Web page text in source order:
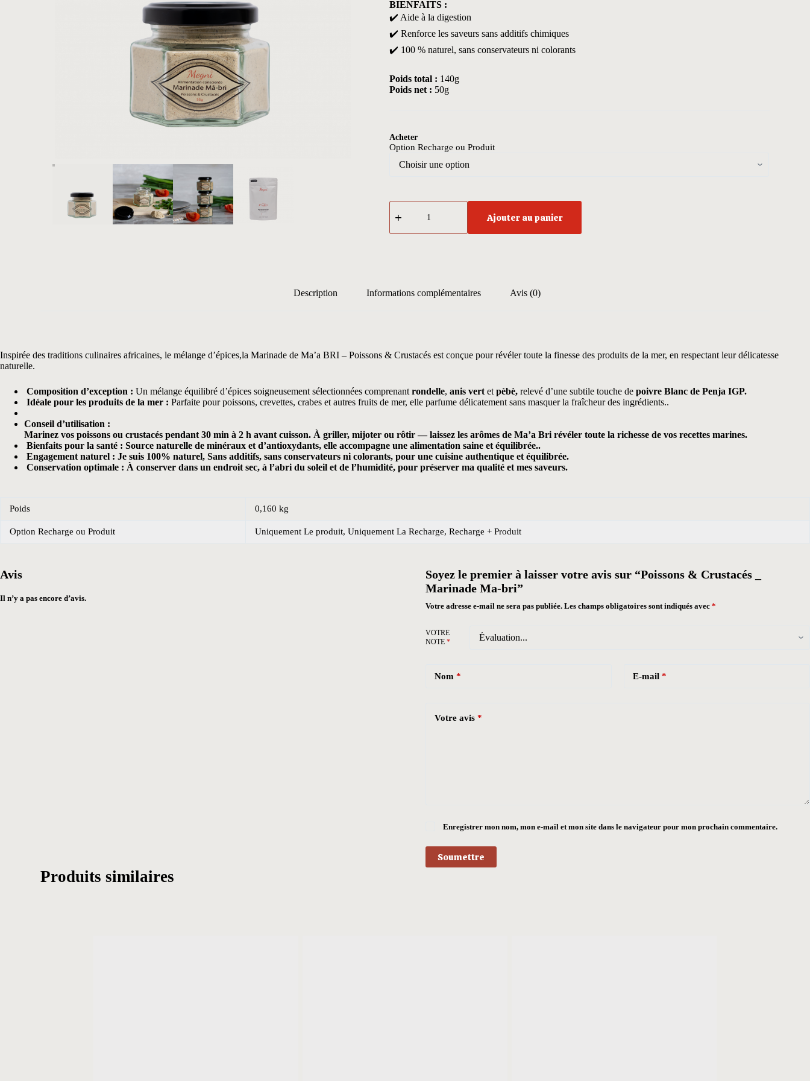
BIENFAITS :
✔️ Aide à la digestion
✔️ Renforce les saveurs sans additifs chimiques
✔️ 100 % naturel, sans conservateurs ni colorants
Poids total : 140g
Poids net : 50g
Acheter
Option Recharge ou Produit
quantité
de
&
Ajouter au panier
Description Informations complémentaires Avis (0)
Inspirée des traditions culinaires africaines, le mélange d’épices,la Marinade de Ma’a BRI – Poissons & Crustacés est conçue pour révéler toute la finesse des produits de la mer, en respectant leur délicatesse
naturelle.
Composition d’exception : Un mélange équilibré d’épices soigneusement sélectionnées comprenantrondelle, anis vertetpèbè, relevé d’une subtile touche de poivre Blanc de Penja IGP.
Idéale pour les produits de la mer : Parfaite pour poissons, crevettes, crabes et autres fruits de mer, elle parfume délicatement sans masquer la fraîcheur des ingrédients..
Conseil d’utilisation :
Marinez vos poissons ou crustacés pendant 30 min à 2 h avant cuisson. À griller, mijoter ou rôtir — laissez les arômes de Ma’a Bri révéler toute la richesse de vos recettes marines.
Bienfaits pour la santé : Source naturelle de minéraux et d’antioxydants, elle accompagne une alimentation saine et équilibrée..
Engagement naturel : Je suis 100% naturel, Sans additifs, sans conservateurs ni colorants, pour une cuisine authentique et équilibrée.
Conservation optimale : À conserver dans un endroit sec, à l’abri du soleil et de l’humidité, pour préserver ma qualité et mes saveurs.
Poids 0,160 kg
Option Recharge ou Produit Uniquement Le produit, Uniquement La Recharge, Recharge + Produit
Avis
Il n’y a pas encore d’avis.
Soyez le premier à laisser votre avis sur “Poissons & Crustacés _
Marinade Ma-bri”
Votre adresse e-mail ne sera pas publiée. Les champs obligatoires sont indiqués avec *
VOTRE
NOTE *
Nom * E-mail*
Votre avis *
Enregistrer mon nom, mon e-mail et mon site dans le navigateur pour mon prochain commentaire.
Soumettre
Produits similaires